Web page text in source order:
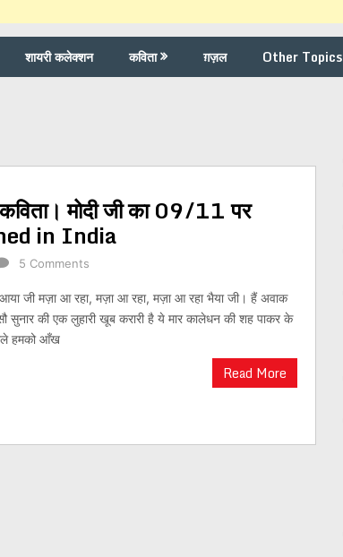
शायरी कलेक्शन कविता ग़ज़ल Other Topics
मोदी जी का 09/11 पर
in India
5 Comments
आया जी मज़ा आ रहा, मज़ा आ रहा, मज़ा आ रहा भैया जी। हैं अवाक
की एक लुहारी खूब करारी है ये मार कालेधन की शह पाकर के
हमको आँख
Read More